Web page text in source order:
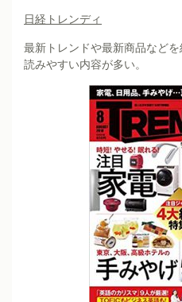
日経トレンディ
最新トレンドや最新商品など
読みやすい内容が多い。